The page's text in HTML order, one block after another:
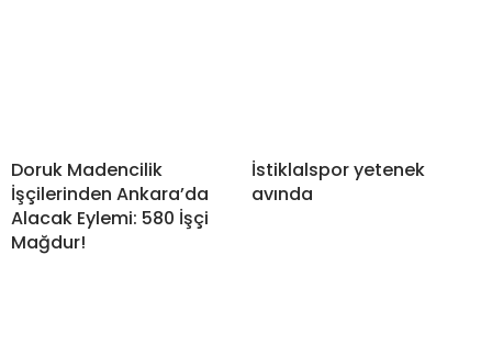
Doruk Madencilik
İşçilerinden Ankara’da
Alacak Eylemi: 580 İşçi
Mağdur!
İstiklalspor yetenek
avında